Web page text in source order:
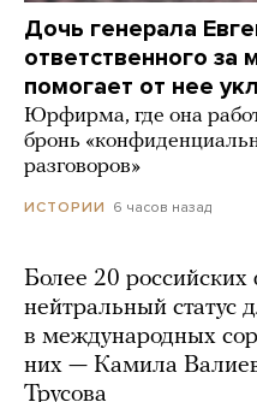
Дочь генерала
ответственного за
помогает от нее
Юрфирма, где она
бронь
разговоров»
ИСТОРИИ 6 часов назад
Более 20 российских
нейтральный статус
в международных
них — Камила
Трусова